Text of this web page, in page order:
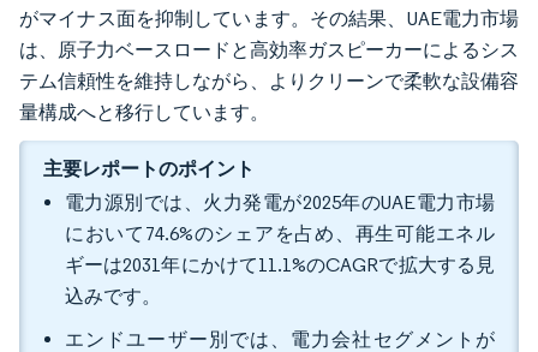
がマイナス面を抑制しています。その結果、UAE電力市場
は、原子力ベースロードと高効率ガスピーカーによるシス
テム信頼性を維持しながら、よりクリーンで柔軟な設備容
量構成へと移行しています。
主要レポートのポイント
電力源別では、火力発電が2025年のUAE電力市場
において74.6%のシェアを占め、再生可能エネル
ギーは2031年にかけて11.1%のCAGRで拡大する見
込みです。
エンドユーザー別では、電力会社セグメントが